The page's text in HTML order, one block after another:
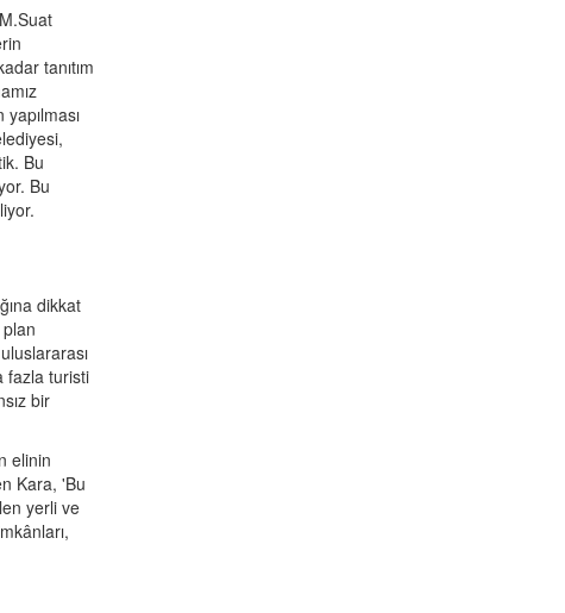
tanıtım
Bu
Bu
dikkat
fazla turisti
bir
elinin
Kara, 'Bu
yerli ve